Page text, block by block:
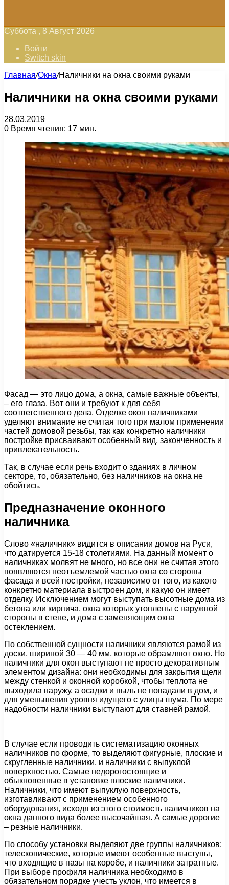
Суббота , 8 Август 2026
Войти
Switch skin
Главная/Окна/Наличники на окна своими руками
Наличники на окна своими руками
28.03.2019
0 Время чтения: 17 мин.
Фасад — это лицо дома, а окна, самые важные объекты,
– его глаза. Вот они и требуют к для себя
соответственного дела. Отделке окон наличниками
уделяют внимание не считая того при малом применении
частей домовой резьбы, так как конкретно наличники
постройке присваивают особенный вид, законченность и
привлекательность.
Так, в случае если речь входит о зданиях в личном
секторе, то, обязательно, без наличников на окна не
обойтись.
Предназначение оконного
наличника
Слово «наличник» видится в описании домов на Руси,
что датируется 15-18 столетиями. На данный момент о
наличниках молвят не много, но все они не считая этого
появляются неотъемлемой частью окна со стороны
фасада и всей постройки, независимо от того, из какого
конкретно материала выстроен дом, и какую он имеет
отделку. Исключением могут выступать высотные дома из
бетона или кирпича, окна которых утоплены с наружной
стороны в стене, и дома с заменяющим окна
остеклением.
По собственной сущности наличники являются рамой из
доски, шириной 30 — 40 мм, которые обрамляют окно. Но
наличники для окон выступают не просто декоративным
элементом дизайна: они необходимы для закрытия щели
между стенкой и оконной коробкой, чтобы теплота не
выходила наружу, а осадки и пыль не попадали в дом, и
для уменьшения уровня идущего с улицы шума. По мере
надобности наличники выступают для ставней рамой.
В случае если проводить систематизацию оконных
наличников по форме, то выделяют фигурные, плоские и
скругленные наличники, и наличники с выпуклой
поверхностью. Самые недорогостоящие и
обыкновенные в установке плоские наличники.
Наличники, что имеют выпуклую поверхность,
изготавливают с применением особенного
оборудования, исходя из этого стоимость наличников на
окна данного вида более высочайшая. А самые дорогие
– резные наличники.
По способу установки выделяют две группы наличников:
телескопические, которые имеют особенные выступы,
что входящие в пазы на коробе, и наличники затратные.
При выборе профиля наличника необходимо в
обязательном порядке учесть уклон, что имеется в